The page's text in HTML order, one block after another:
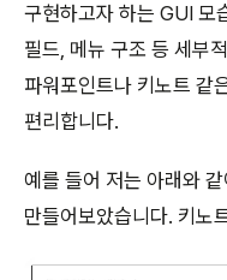
구현하고자 하는 GUI 모
필드, 메뉴 구조 등 세부
파워포인트나 키노트 같
편리합니다.
예를 들어 저는 아래와
만들어보았습니다. 키노